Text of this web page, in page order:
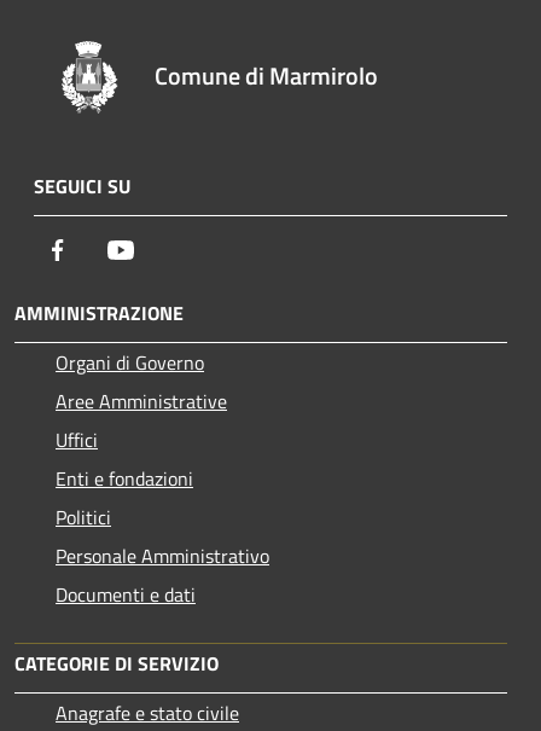
Comune di Marmirolo
SEGUICI SU
Facebook
AMMINISTRAZIONE
Organi di Governo
Aree Amministrative
Uffici
Enti e fondazioni
Politici
Personale Amministrativo
Documenti e dati
CATEGORIE DI SERVIZIO
Anagrafe e stato civile